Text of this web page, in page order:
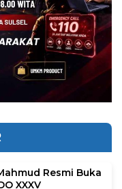
Resmi Buka
XXXV